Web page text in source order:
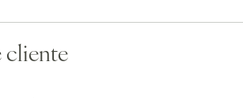
cliente